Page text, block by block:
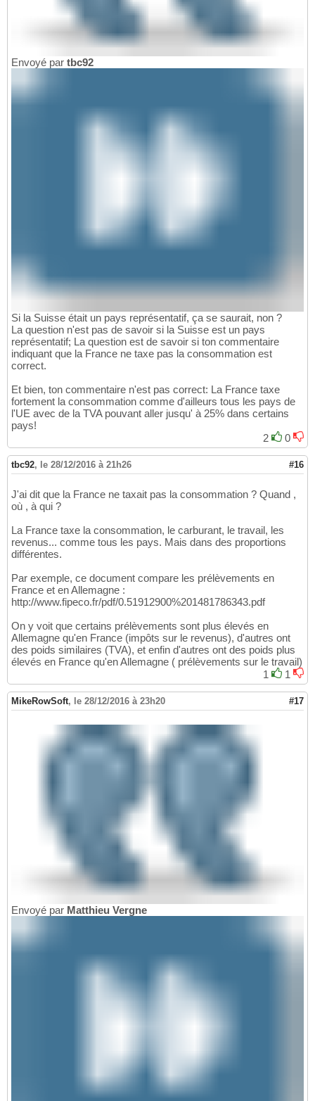
Envoyé par tbc92
Si la Suisse était un pays représentatif, ça se saurait, non ?
La question n'est pas de savoir si la Suisse est un pays
représentatif; La question est de savoir si ton commentaire
indiquant que la France ne taxe pas la consommation est
correct.
Et bien, ton commentaire n'est pas correct: La France taxe
fortement la consommation comme d'ailleurs tous les pays de
l'UE avec de la TVA pouvant aller jusqu' à 25% dans certains
pays!
2
0
tbc92, le 28/12/2016 à 21h26 #16
J'ai dit que la France ne taxait pas la consommation ? Quand ,
où , à qui ?
La France taxe la consommation, le carburant, le travail, les
revenus... comme tous les pays. Mais dans des proportions
différentes.
Par exemple, ce document compare les prélèvements en
France et en Allemagne :
http://www.fipeco.fr/pdf/0.51912900%201481786343.pdf
On y voit que certains prélèvements sont plus élevés en
Allemagne qu'en France (impôts sur le revenus), d'autres ont
des poids similaires (TVA), et enfin d'autres ont des poids plus
élevés en France qu'en Allemagne ( prélèvements sur le travail)
1
1
MikeRowSoft, le 28/12/2016 à 23h20 #17
Envoyé par Matthieu Vergne